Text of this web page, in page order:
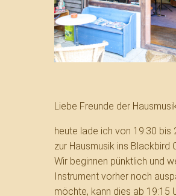
Liebe Freunde der
heute lade ich von 19:30 bis
zur Hausmusik ins Blackbird
Wir beginnen pünktlich und
Instrument vorher noch
möchte, kann dies ab 19:15